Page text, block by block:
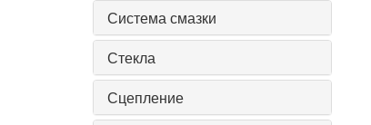
Система смазки
Стекла
Сцепление